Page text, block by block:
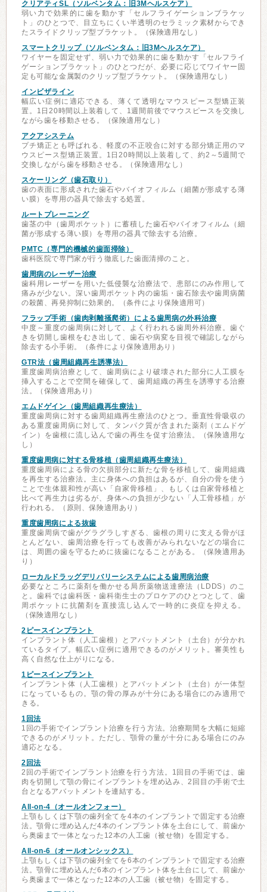
クリアティSL（ソルベンタム：旧3Mヘルスケア）
弱い力で効果的に歯を動かす「セルフライゲーションブラケッ
ト」のひとつで、目立ちにくい半透明のセラミック素材からでき
たスライドクリップ型ブラケット。（保険適用なし）
スマートクリップ（ソルベンタム：旧3Mヘルスケア）
ワイヤーを固定せず、弱い力で効果的に歯を動かす「セルフライ
ゲーションブラケット」のひとつだが、必要に応じてワイヤー固
定も可能な金属製のクリップ型ブラケット。（保険適用なし）
インビザライン
幅広い症例に適応できる、薄くて透明なマウスピース型矯正装
置。1日20時間以上装着して、1週間前後でマウスピースを交換し
ながら歯を移動させる。（保険適用なし）
アクアシステム
プチ矯正とも呼ばれる、軽度の不正咬合に対する部分矯正用のマ
ウスピース型矯正装置。1日20時間以上装着して、約2～5週間で
交換しながら歯を移動させる。（保険適用なし）
スケーリング（歯石取り）
歯の表面に形成された歯石やバイオフィルム（細菌が形成する薄
い膜）を専用の器具で除去する処置。
ルートプレーニング
歯茎の中（歯周ポケット）に蓄積した歯石やバイオフィルム（細
菌が形成する薄い膜）を専用の器具で除去する治療。
PMTC（専門的機械的歯面掃除）
歯科医院で専門家が行う徹底した歯面清掃のこと。
歯周病のレーザー治療
歯科用レーザーを用いた低侵襲な治療法で、患部にのみ作用して
痛みが少ない。深い歯周ポケット内の歯垢・歯石除去や歯周病菌
の殺菌、再発抑制に効果的。（条件により保険適用可）
フラップ手術（歯肉剥離掻爬術）による歯周病の外科治療
中度～重度の歯周病に対して、よく行われる歯周外科治療。歯ぐ
きを切開し歯根をむき出して、歯石や病変を目視で確認しながら
除去する小手術。（条件により保険適用あり）
GTR法（歯周組織再生誘導法）
重度歯周病治療として、歯周病により破壊された部分に人工膜を
挿入することで空間を確保して、歯周組織の再生を誘導する治療
法。（保険適用あり）
エムドゲイン（歯周組織再生療法）
重度歯周病に対する歯周組織再生療法のひとつ。垂直性骨吸収の
ある重度歯周病に対して、タンパク質が含まれた薬剤（エムドゲ
イン）を歯根に流し込んで歯の再生を促す治療法。（保険適用な
し）
重度歯周病に対する骨移植（歯周組織再生療法）
重度歯周病による骨の欠損部分に新たな骨を移植して、歯周組織
を再生する治療法。主に身体への負担はあるが、自分の骨を使う
ことで生体親和性が高い「自家骨移植」、もしくは自家骨移植と
比べて再生力は劣るが、身体への負担が少ない「人工骨移植」が
行われる。（原則、保険適用あり）
重度歯周病による抜歯
重度歯周病で歯がグラグラしすぎる、歯根の周りに支える骨がほ
とんどない、歯周治療を行っても改善がみられないなどの場合に
は、周囲の歯を守るために抜歯になることがある。（保険適用あ
り）
ローカルドラッグデリバリーシステムによる歯周病治療
必要なところに薬剤を働かせる局所薬物送達療法（LDDS）のこ
と。歯科では歯科医・歯科衛生士のプロケアのひとつとして、歯
周ポケットに抗菌剤を直接流し込んで一時的に炎症を抑える。
（保険適用なし）
2ピースインプラント
インプラント体（人工歯根）とアバットメント（土台）が分かれ
ているタイプ。幅広い症例に適用できるのがメリット。審美性も
高く自然な仕上がりになる。
1ピースインプラント
インプラント体（人工歯根）とアバットメント（土台）が一体型
になっているもの。顎の骨の厚みが十分にある場合にのみ適用で
きる。
1回法
1回の手術でインプラント治療を行う方法。治療期間を大幅に短縮
できるのがメリット。ただし、顎骨の量が十分にある場合にのみ
適応となる。
2回法
2回の手術でインプラント治療を行う方法。1回目の手術では、歯
肉を切開して顎の骨にインプラントを埋め込み、2回目の手術で土
台となるアバットメントを連結する。
All-on-4（オールオンフォー）
上顎もしくは下顎の歯列全てを4本のインプラントで固定する治療
法。顎骨に埋め込んだ4本のインプラント体を土台にして、前歯か
ら奥歯まで一体となった12本の人工歯（被せ物）を固定する。
All-on-6（オールオンシックス）
上顎もしくは下顎の歯列全てを6本のインプラントで固定する治療
法。顎骨に埋め込んだ6本のインプラント体を土台にして、前歯か
ら奥歯まで一体となった12本の人工歯（被せ物）を固定する。